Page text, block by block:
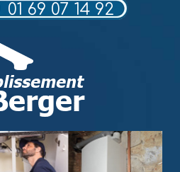
01 69 07 14 92